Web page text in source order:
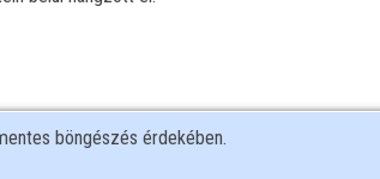
böngészés érdekében.